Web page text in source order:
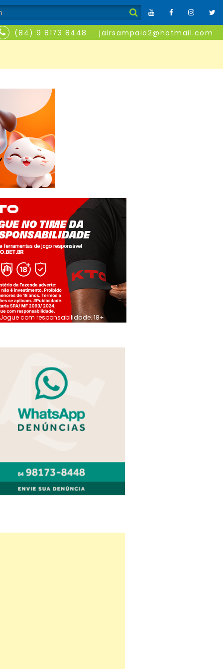
(84) 9 8173 8448 jairsampaio2@hotmail.com
Jogue com responsabilidade. 18+